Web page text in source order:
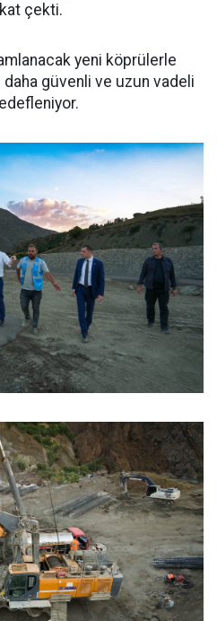
çekti.
yeni köprülerle
daha güvenli ve uzun vadeli